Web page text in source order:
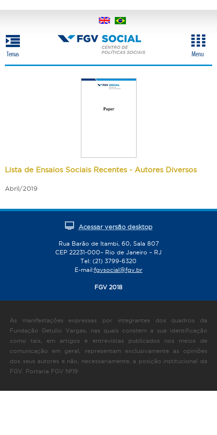
conteúdo
principal
Lista de Ensaios Sociais Recentes - Autores Diversos
Abril/2019
Acessar versão desktop
Rua Barão de Itambi, 60, Sala 807
CEP 22231-000– Rio de Janeiro – RJ
Tel: (21) 3799-6320
E-mail:fgvsocial@fgv.br
FGV 2018
As manifestações expressas por integrantes dos quadros da
Fundação Getulio Vargas, nas quais constem a sua identificação
como tais, em artigos e entrevistas publicados nos meios de
comunicação em geral, representam exclusivamente as opiniões
dos seus autores e não, necessariamente, a posição institucional da
FGV. Portaria FGV Nº19